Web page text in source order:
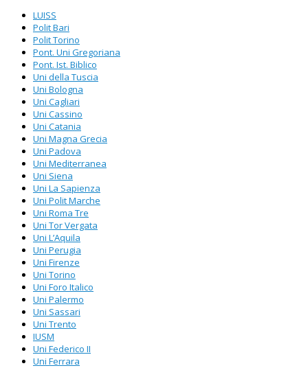
LUISS
Polit Bari
Polit Torino
Pont. Uni Gregoriana
Pont. Ist. Biblico
Uni della Tuscia
Uni Bologna
Uni Cagliari
Uni Cassino
Uni Catania
Uni Magna Grecia
Uni Padova
Uni Mediterranea
Uni Siena
Uni La Sapienza
Uni Polit Marche
Uni Roma Tre
Uni Tor Vergata
Uni L’Aquila
Uni Perugia
Uni Firenze
Uni Torino
Uni Foro Italico
Uni Palermo
Uni Sassari
Uni Trento
IUSM
Uni Federico II
Uni Ferrara